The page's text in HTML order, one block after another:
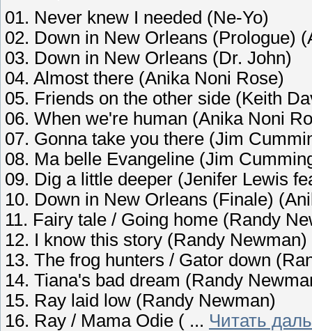
01. Never knew I needed (Ne-Yo)
02. Down in New Orleans (Prologue)
03. Down in New Orleans (Dr. John)
04. Almost there (Anika Noni Rose)
05. Friends on the other side (Keith
06. When we're human (Anika Noni
07. Gonna take you there (Jim
08. Ma belle Evangeline (Jim
09. Dig a little deeper (Jenifer Lewis
10. Down in New Orleans (Finale)
11. Fairy tale / Going home (Randy
12. I know this story (Randy Newman)
13. The frog hunters / Gator down
14. Tiana's bad dream (Randy
15. Ray laid low (Randy Newman)
16. Ray / Mama Odie ( ... Читать